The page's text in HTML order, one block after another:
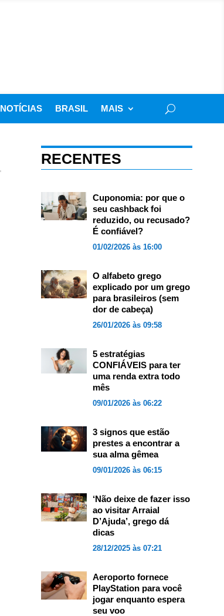
NOTÍCIAS BRASIL MAIS
RECENTES
Cuponomia: por que o
seu cashback foi
reduzido, ou recusado?
É confiável?
01/02/2026 às 16:00
O alfabeto grego
explicado por um grego
para brasileiros (sem
dor de cabeça)
26/01/2026 às 09:58
5 estratégias
CONFIÁVEIS para ter
uma renda extra todo
mês
09/01/2026 às 06:22
3 signos que estão
prestes a encontrar a
sua alma gêmea
09/01/2026 às 06:15
‘Não deixe de fazer isso
ao visitar Arraial
D’Ajuda’, grego dá
dicas
28/12/2025 às 07:21
Aeroporto fornece
PlayStation para você
jogar enquanto espera
seu voo